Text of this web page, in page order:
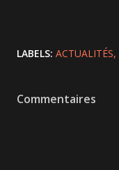
LABELS: ACTUALITÉS
Commentaires